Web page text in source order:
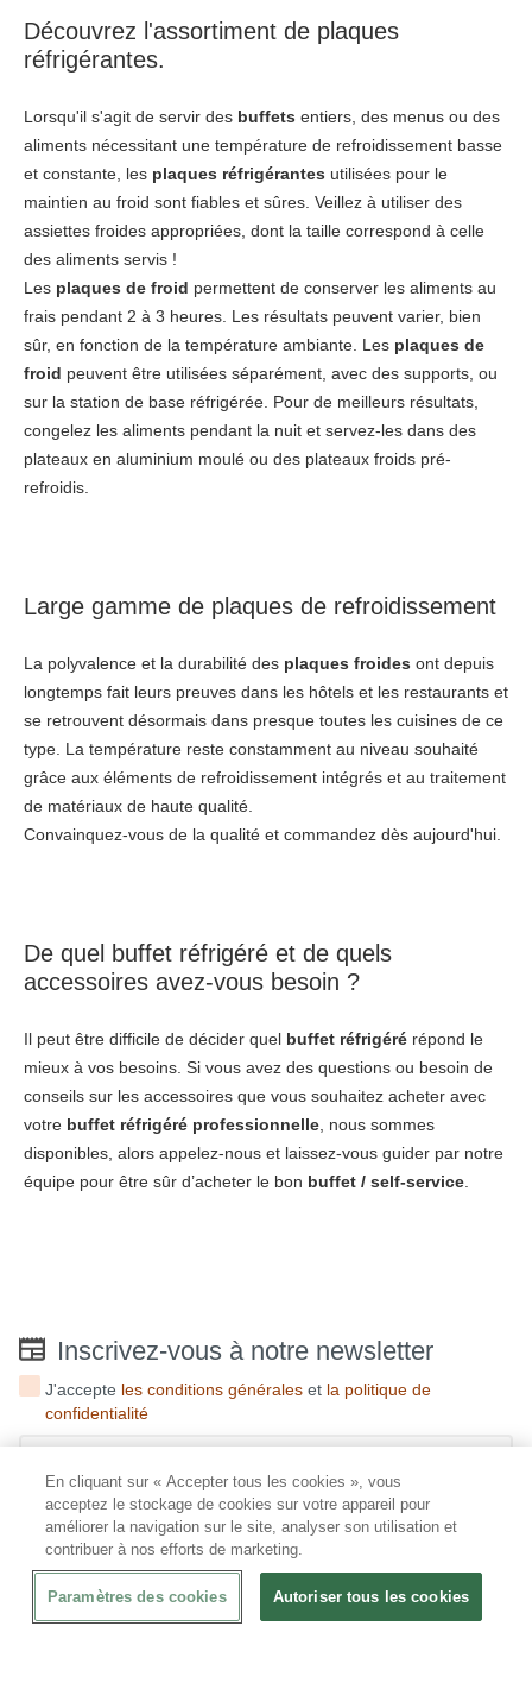
Découvrez l'assortiment de plaques
réfrigérantes.
Lorsqu'il s'agit de servir des buffets entiers, des menus ou des
aliments nécessitant une température de refroidissement basse
et constante, les plaques réfrigérantes utilisées pour le
maintien au froid sont fiables et sûres. Veillez à utiliser des
assiettes froides appropriées, dont la taille correspond à celle
des aliments servis !
Les plaques de froid permettent de conserver les aliments au
frais pendant 2 à 3 heures. Les résultats peuvent varier, bien
sûr, en fonction de la température ambiante. Les plaques de
froid peuvent être utilisées séparément, avec des supports, ou
sur la station de base réfrigérée. Pour de meilleurs résultats,
congelez les aliments pendant la nuit et servez-les dans des
plateaux en aluminium moulé ou des plateaux froids pré-
refroidis.
Large gamme de plaques de refroidissement
La polyvalence et la durabilité des plaques froides ont depuis
longtemps fait leurs preuves dans les hôtels et les restaurants et
se retrouvent désormais dans presque toutes les cuisines de ce
type. La température reste constamment au niveau souhaité
grâce aux éléments de refroidissement intégrés et au traitement
de matériaux de haute qualité.
Convainquez-vous de la qualité et commandez dès aujourd'hui.
De quel buffet réfrigéré et de quels
accessoires avez-vous besoin ?
Il peut être difficile de décider quel buffet réfrigéré répond le
mieux à vos besoins. Si vous avez des questions ou besoin de
conseils sur les accessoires que vous souhaitez acheter avec
votre buffet réfrigéré professionnelle, nous sommes
disponibles, alors appelez-nous et laissez-vous guider par notre
équipe pour être sûr d’acheter le bon buffet / self-service.
Inscrivez-vous à notre newsletter
J'accepte les conditions générales et la politique de
confidentialité
JUMA International BV
6 Rue des Bateliers
92110 Clichy | France
En cliquant sur « Accepter tous les cookies », vous
acceptez le stockage de cookies sur votre appareil pour
améliorer la navigation sur le site, analyser son utilisation et
contribuer à nos efforts de marketing.
Paramètres des cookies Autoriser tous les cookies